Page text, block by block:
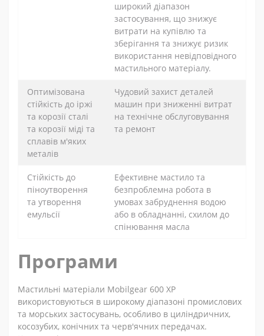
широкий діапазон
застосування, що знижує
витрати на купівлю та
зберігання та знижує ризик
використання невідповідного
мастильного матеріалу.
Оптимізована
стійкість до іржі
та корозії сталі
та корозії міді та
сплавів м'яких
металів
Чудовий захист деталей
машин при зниженні витрат
на технічне обслуговування
та ремонт
Стійкість до
піноутворення
та утворення
емульсії
Ефективне мастило та
безпроблемна робота в
умовах забруднення водою
або в обладнанні, схилом до
спінювання масла
Програми
Мастильні матеріали Mobilgear 600 XP
використовуються в широкому діапазоні промислових
та морських застосувань, особливо в циліндричних,
косозубих, конічних та черв'ячних передачах.